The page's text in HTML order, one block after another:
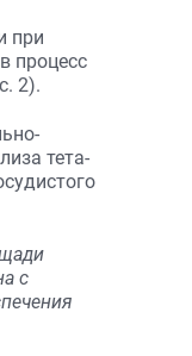
при
процесс
2).
с